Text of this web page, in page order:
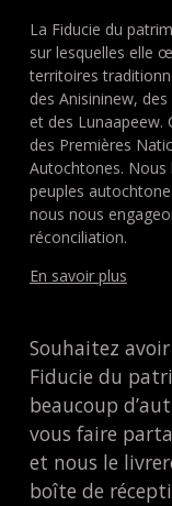
La Fiducie du
sur lesquelles elle
territoires
des Anisininew,
et des Lunaapeew.
des Premières
Autochtones.
peuples
nous nous
réconciliation.
En savoir plus
Souhaitez
Fiducie du
beaucoup
vous faire
et nous le
boîte de